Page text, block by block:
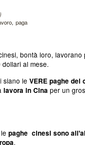
paga
bontà loro,
al mese.
siano le VERE paghe dei
lavora in Cina per un
paghe cinesi sono
.